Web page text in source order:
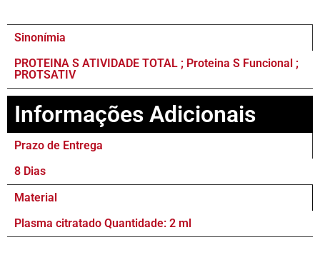
Sinonímia
PROTEINA S ATIVIDADE TOTAL ; Proteina S Funcional ;
PROTSATIV
Informações Adicionais
Prazo de Entrega
8 Dias
Material
Plasma citratado Quantidade: 2 ml